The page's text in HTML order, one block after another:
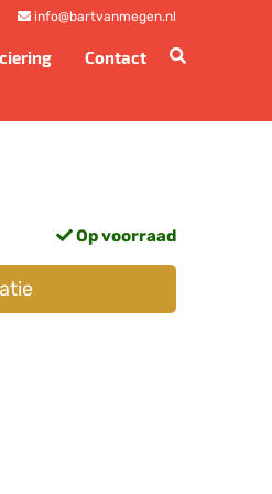
info@bartvanmegen.nl
Contact
Op voorraad